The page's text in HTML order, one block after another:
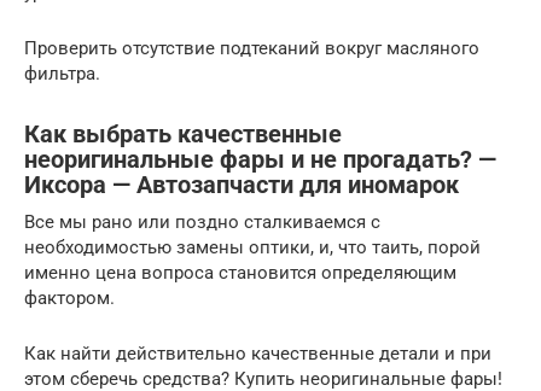
Проверить отсутствие подтеканий вокруг масляного
фильтра.
Как выбрать качественные
неоригинальные фары и не прогадать? —
Иксора — Автозапчасти для иномарок
Все мы рано или поздно сталкиваемся с
необходимостью замены оптики, и, что таить, порой
именно цена вопроса становится определяющим
фактором.
Как найти действительно качественные детали и при
этом сберечь средства? Купить неоригинальные фары!